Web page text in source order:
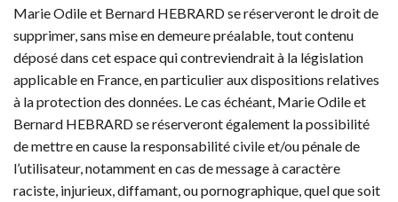
Marie Odile et Bernard HEBRARD se réserveront le droit de
supprimer, sans mise en demeure préalable, tout contenu
déposé dans cet espace qui contreviendrait à la législation
applicable en France, en particulier aux dispositions relatives
à la protection des données. Le cas échéant, Marie Odile et
Bernard HEBRARD se réserveront également la possibilité
de mettre en cause la responsabilité civile et/ou pénale de
l’utilisateur, notamment en cas de message à caractère
raciste, injurieux, diffamant, ou pornographique, quel que soit